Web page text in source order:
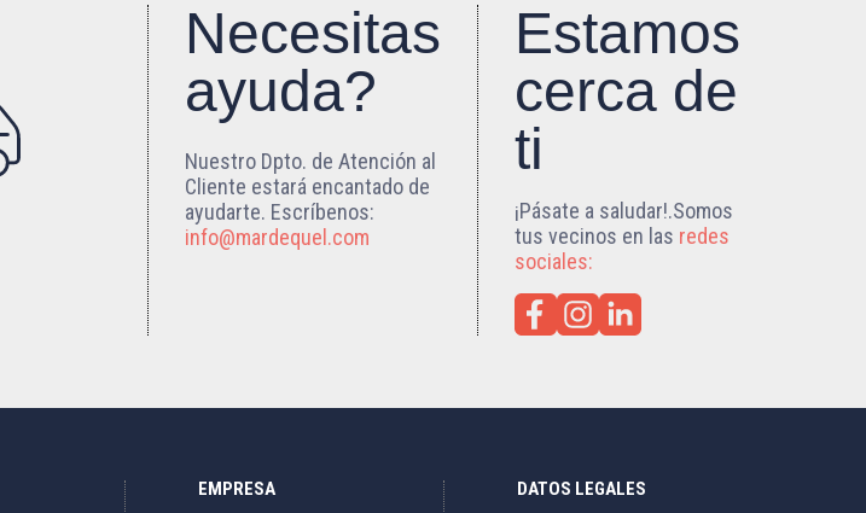
Necesitas
ayuda?
Nuestro Dpto. de Atención al
Cliente estará encantado de
ayudarte. Escríbenos:
info@mardequel.com
Estamos
cerca de
ti
¡Pásate a saludar!.Somos
tus vecinos en las redes
sociales:
EMPRESA DATOS LEGALES